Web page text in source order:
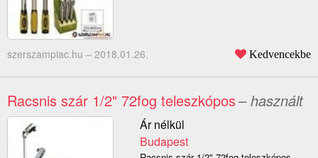
szerszampiac.hu – 2018.01.26. Kedvencekbe
Racsnis szár 1/2" 72fog teleszkópos– használt
Ár nélkül
Budapest